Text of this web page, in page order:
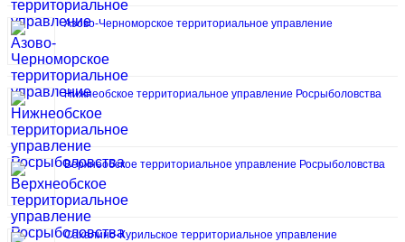
Азово-Черноморское территориальное управление
Нижнеобское территориальное управление Росрыболовства
Верхнеобское территориальное управление Росрыболовства
Сахалино-Курильское территориальное управление